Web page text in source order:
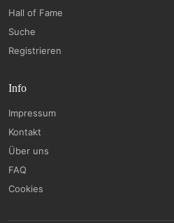
Hall of Fame
Suche
Registrieren
Info
Impressum
Kontakt
Über uns
FAQ
Cookies